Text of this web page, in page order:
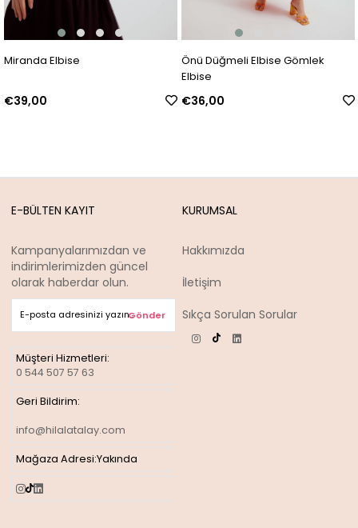
Miranda Elbise
€39,00
Önü Düğmeli Elbise Gömlek
Elbise
€36,00
E-BÜLTEN KAYIT
Kampanyalarımızdan ve
indirimlerimizden güncel
olarak haberdar olun.
Gönder
Müşteri Hizmetleri:
0 544 507 57 63
Geri Bildirim:
info@hilalatalay.com
Mağaza Adresi:Yakında
KURUMSAL
Hakkımızda
İletişim
Sıkça Sorulan Sorular